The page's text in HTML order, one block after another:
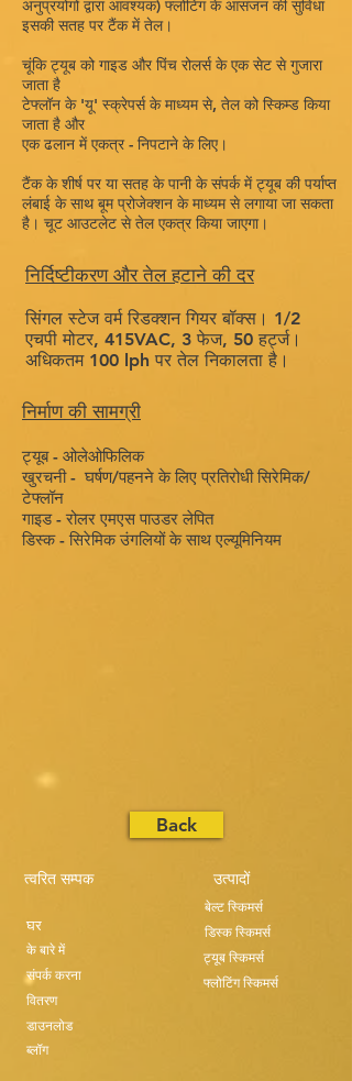
अनुप्रयोगों द्वारा आवश्यक) फ्लोटिंग के आसंजन की सुविधा
इसकी सतह पर टैंक में तेल।
चूंकि ट्यूब को गाइड और पिंच रोलर्स के एक सेट से गुजारा
जाता है
टेफ्लॉन के 'यू' स्क्रेपर्स के माध्यम से, तेल को स्किम्ड किया
जाता है और
एक ढलान में एकत्र - निपटाने के लिए।
टैंक के शीर्ष पर या सतह के पानी के संपर्क में ट्यूब की पर्याप्त
लंबाई के साथ बूम प्रोजेक्शन के माध्यम से लगाया जा सकता
है। चूट आउटलेट से तेल एकत्र किया जाएगा।
निर्दिष्टीकरण और तेल हटाने की दर
सिंगल स्टेज वर्म रिडक्शन गियर बॉक्स। 1/2
एचपी मोटर, 415VAC, 3 फेज, 50 हर्ट्ज।
अधिकतम 100 lph पर तेल निकालता है।
निर्माण की सामग्री
ट्यूब - ओलेओफिलिक
खुरचनी - घर्षण/पहनने के लिए प्रतिरोधी सिरेमिक/
टेफ्लॉन
गाइड - रोलर एमएस पाउडर लेपित
डिस्क - सिरेमिक उंगलियों के साथ एल्यूमिनियम
Back
त्वरित सम्पक
घर
के बारे में
संपर्क करना
वितरण
डाउनलोड
ब्लॉग
उत्पादों
बेल्ट स्किमर्स
डिस्क स्किमर्स
ट्यूब स्किमर्स
फ्लोटिंग स्किमर्स